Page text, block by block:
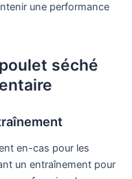
une performance
séché
en-cas pour les
un entraînement pour